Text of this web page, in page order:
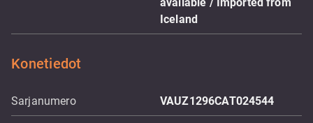
Iceland
Konetiedot
Sarjanumero VAUZ1296CAT024544